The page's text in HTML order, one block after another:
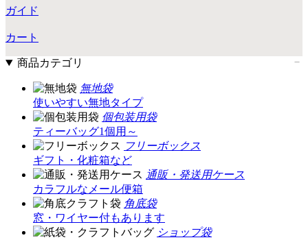
ガイド
カート
商品カテゴリ
無地袋
使いやすい無地タイプ
個包装用袋
ティーバッグ1個用～
フリーボックス
ギフト・化粧箱など
通販・発送用ケース
カラフルなメール便箱
角底袋
窓・ワイヤー付もあります
ショップ袋